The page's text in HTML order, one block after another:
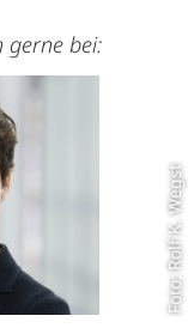
gerne bei:
Foto: Rolf K. Wegst